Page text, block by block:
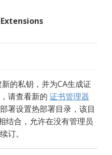
的私钥，并为CA生成证
请查看新的 证书管理器
署设置热部署目录，该目
合，允许在没有管理员
订。